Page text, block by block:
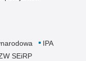
IPA
SEiRP